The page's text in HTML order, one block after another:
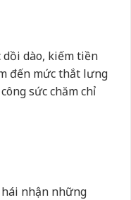
dào, kiếm tiền
đến mức thắt lưng
sức chăm chỉ
hái nhận những